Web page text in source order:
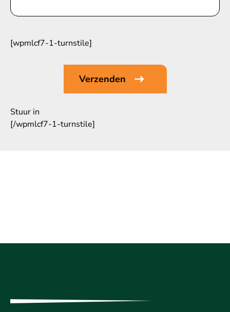
[wpmlcf7-1-turnstile]
Stuur in
[/wpmlcf7-1-turnstile]